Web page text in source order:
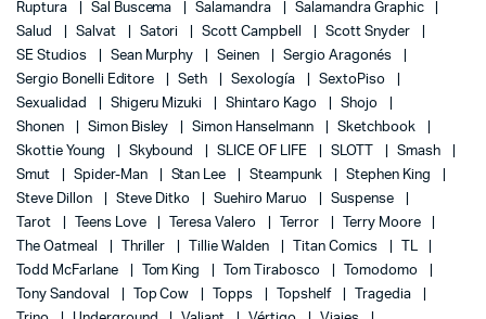
Ruptura
Sal Buscema Salamandra
Salamandra Graphic
Salud
Salvat Satori Scott Campbell
Scott Snyder
SE Studios
Sean Murphy Seinen
Sergio Aragonés
Sergio Bonelli Editore
Seth Sexología
SextoPiso
Sexualidad
Shigeru Mizuki Shintaro Kago
Shojo
Shonen
Simon Bisley Simon Hanselmann
Sketchbook
Skottie Young
Skybound SLICE OF LIFE SLOTT
Smash
Smut
Spider-Man Stan Lee Steampunk
Stephen King
Steve Dillon
Steve Ditko Suehiro Maruo
Suspense
Tarot
Teens Love Teresa Valero Terror
Terry Moore
The Oatmeal
Thriller Tillie Walden Titan Comics
TL
Todd McFarlane
Tom King Tom Tirabosco
Tomodomo
Tony Sandoval
Top Cow Topps Topshelf
Tragedia